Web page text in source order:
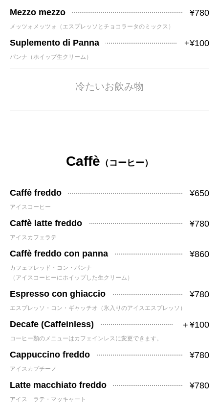
Mezzo mezzo ¥780
メッツォメッツォ（エスプレッソとチョコラータのミックス）
Suplemento di Panna +¥100
パンナ（ホイップ生クリーム）
冷たいお飲み物
Caffè （コーヒー）
Caffè freddo ¥650
アイスコーヒー
Caffè latte freddo ¥780
アイスカフェラテ
Caffè freddo con panna ¥860
カフェフレッド・コン・パンナ
（アイスコーヒーにホイップした生クリーム）
Espresso con ghiaccio ¥780
エスプレッソ・コン・ギャッチオ（氷入りのアイスエスプレッソ）
Decafe (Caffeinless) ＋¥100
コーヒー類のメニューはカフェインレスに変更できます。
Cappuccino freddo ¥780
アイスカプチーノ
Latte macchiato freddo ¥780
アイス ラテ・マッキャート